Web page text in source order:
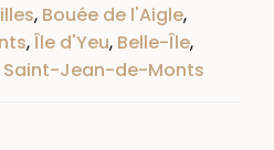
, Bouée de l'Aigle,
,Île d'Yeu, Belle-Île,
Saint-Jean-de-Monts